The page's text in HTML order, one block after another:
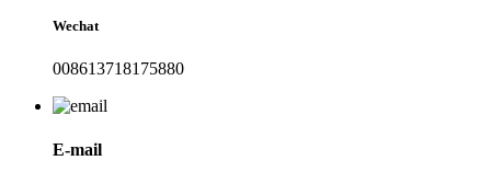
Wechat
008613718175880
E-mail